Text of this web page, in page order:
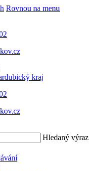
Rovnou na menu
kraj
Hledaný výraz